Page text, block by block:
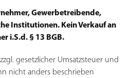
Gewerbetreibende,
Institutionen. Kein Verkauf an
i.S.d. § 13 BGB.
gesetzlicher Umsatzsteuer und
nicht anders beschrieben